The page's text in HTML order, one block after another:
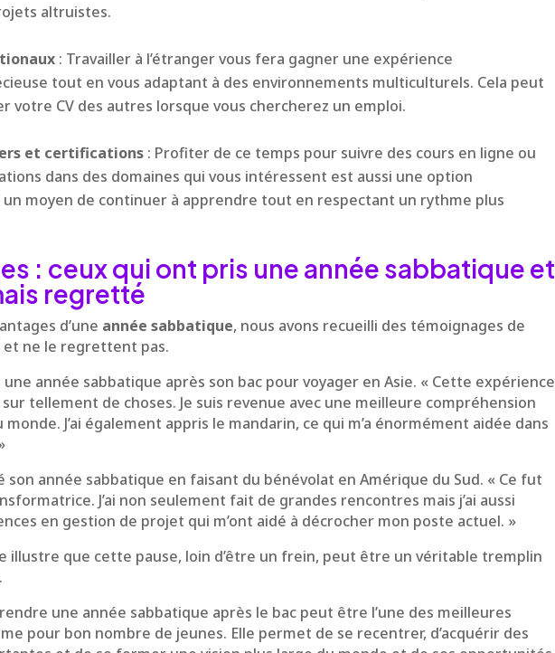
altruistes.
: Travailler à l’étranger vous fera gagner une expérience
tout en vous adaptant à des environnements multiculturels. Cela peut
votre CV des autres lorsque vous chercherez un emploi.
et certifications : Profiter de ce temps pour suivre des cours en ligne ou
dans des domaines qui vous intéressent est aussi une option
un moyen de continuer à apprendre tout en respectant un rythme plus
: ceux qui ont pris une année sabbatique et
regretté
d’une année sabbatique, nous avons recueilli des témoignages de
et ne le regrettent pas.
une année sabbatique après son bac pour voyager en Asie. « Cette expérience
sur tellement de choses. Je suis revenue avec une meilleure compréhension
J’ai également appris le mandarin, ce qui m’a énormément aidée dans
son année sabbatique en faisant du bénévolat en Amérique du Sud. « Ce fut
J’ai non seulement fait de grandes rencontres mais j’ai aussi
en gestion de projet qui m’ont aidé à décrocher mon poste actuel. »
illustre que cette pause, loin d’être un frein, peut être un véritable tremplin
une année sabbatique après le bac peut être l’une des meilleures
pour bon nombre de jeunes. Elle permet de se recentrer, d’acquérir des